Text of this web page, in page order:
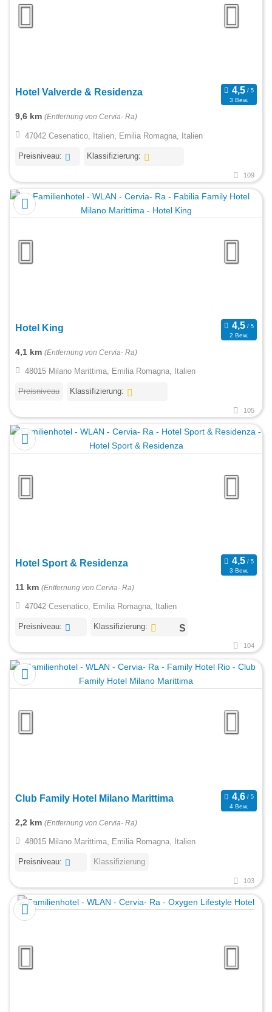
Hotel Valverde & Residenza
3 Bew.
9,6 km (Entfernung von Cervia- Ra)
47042 Cesenatico, Italien, Emilia Romagna, Italien
Preisniveau: Klassifizierung:
109
Hotel King
2 Bew.
4,1 km (Entfernung von Cervia- Ra)
48015 Milano Marittima, Emilia Romagna, Italien
Preisniveau Klassifizierung:
105
Hotel Sport & Residenza
3 Bew.
11 km (Entfernung von Cervia- Ra)
47042 Cesenatico, Emilia Romagna, Italien
Preisniveau: Klassifizierung:
104
Club Family Hotel Milano Marittima
4 Bew.
2,2 km (Entfernung von Cervia- Ra)
48015 Milano Marittima, Emilia Romagna, Italien
Preisniveau: Klassifizierung
103